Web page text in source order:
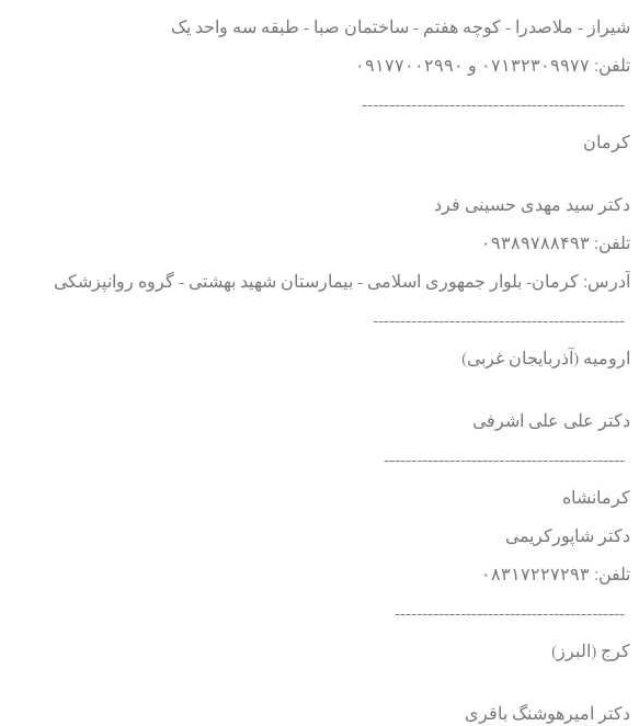
شیراز - ملاصدرا - کوچه هفتم - ساختمان صبا - طبقه سه واحد یک
تلفن: ۰۷۱۳۲۳۰۹۹۷۷ و ۰۹۱۷۷۰۰۲۹۹۰
------------------------------------------------
کرمان
دکتر سید مهدی حسینی فرد
تلفن: ۰۹۳۸۹۷۸۸۴۹۳
آدرس: کرمان- بلوار جمهوری اسلامی - بیمارستان شهید بهشتی - گروه روانپزشکی
----------------------------------------------
ارومیه (آذربایجان غربی)
دکتر علی علی اشرفی
--------------------------------------------
کرمانشاه
دکتر شاپورکریمی
تلفن: ۰۸۳۱۷۲۲۷۲۹۳
------------------------------------------
کرج (البرز)
دکتر امیرهوشنگ باقری